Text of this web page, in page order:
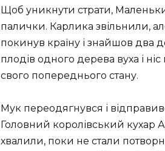
Щоб уникнути страти,
палички. Карлика звільнили,
покинув країну і знайшов два
плодів одного дерева вуха і
свого попереднього стану.
Мук переодягнувся і
Головний королівський кухар
хвалили, поки не стали